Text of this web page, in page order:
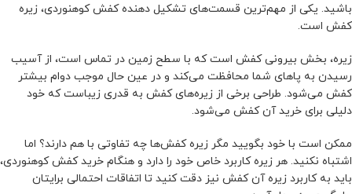
باشید. یکی از مهم‌ترین قسمت‌های تشکیل دهنده کفش کوهنوردی، زیره
کفش است.
زیره، بخش بیرونی کفش است که با سطح زمین در تماس است، از آسیب
رسیدن به پاهای شما محافظت می‌کند و در عین حال موجب دوام بیشتر
کفش می‌شود. طراحی برخی از زیره‌های کفش به قدری زیباست که خود
دلیلی برای خرید آن کفش می‌شود.
ممکن است با خود بگویید مگر زیره کفش‌ها چه تفاوتی با هم دارند؟ اما
اشتباه نکنید. هر زیره کاربرد خاص خود را دارد و هنگام خرید کفش کوهنوردی،
باید به کاربرد زیره آن کفش نیز دقت کنید تا اتفاقات احتمالی برایتان